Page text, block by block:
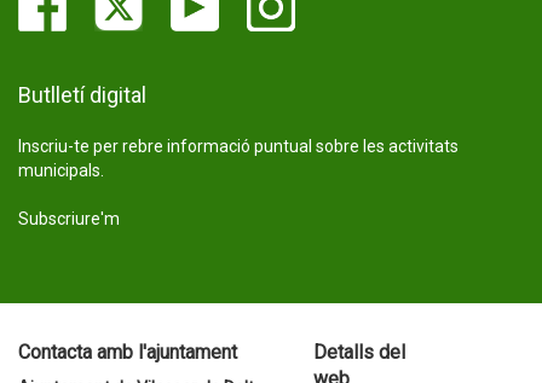
Butlletí digital
Inscriu-te per rebre informació puntual sobre les activitats
municipals.
Subscriure'm
Contacta amb l'ajuntament
Detalls del